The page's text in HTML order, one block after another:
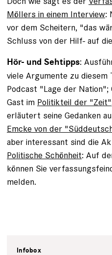
Möllers in einem Interview:
vor dem Scheitern, "das
Schluss von der Hilf- auf
Hör- und Sehtipps:
viele Argumente zu diesem
Podcast "Lage der
Gast im Politikteil der "Zeit"
erläutert seine Gedanken
Emcke von der
aber interessant sind die
Politische Schönheit: Auf
können Sie
melden.
Infobox